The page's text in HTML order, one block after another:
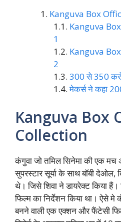
Kanguva Box
Kanguva
1
Kanguva
2
300 से 350
मेकर्स ने कहा
Kanguva Box
Collection
कंगुवा जो तमिल सिनेमा की एक
सुपरस्टार सूर्या के साथ बॉबी देओल,
थे। जिसे शिवा ने डायरेक्ट किया हैं।
फिल्म का निर्देशन किया था। ऐसे मे
बनने वाली एक एक्शन और फैंटेसी